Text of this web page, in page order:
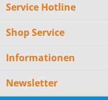
Service Hotline
Shop Service
Informationen
Newsletter